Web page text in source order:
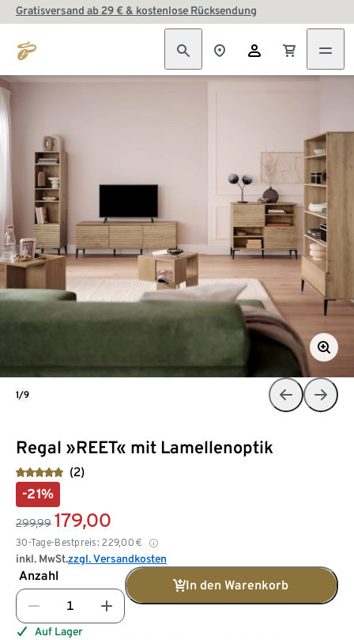
Gratisversand ab 29 € & kostenlose Rücksendung
Regal »REET« mit Lamellenoptik
(2)
-21%
299,99 179,00
30-Tage-Bestpreis: 229,00 €
inkl. MwSt.zzgl. Versandkosten
Anzahl
In den Warenkorb
Auf Lager
1/9